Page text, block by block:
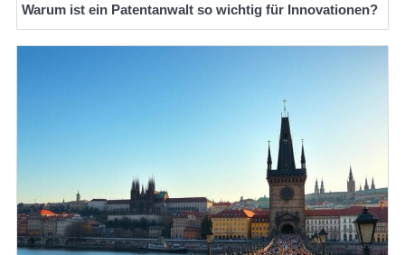
Warum ist ein Patentanwalt so wichtig für Innovationen?